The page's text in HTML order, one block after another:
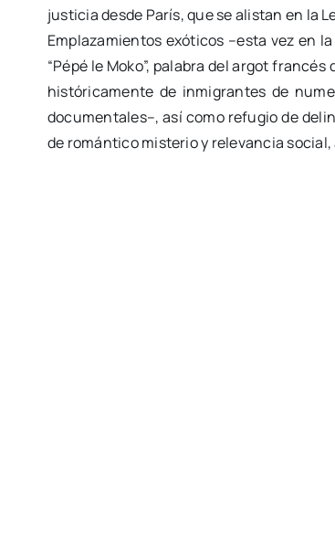
justicia desde París, que se alistan en la
Emplazamientos exóticos –esta vez en
“Pépé le Moko”, palabra del argot
históricamente de inmigrantes de
documentales–, así como refugio de
de romántico misterio y relevancia social,